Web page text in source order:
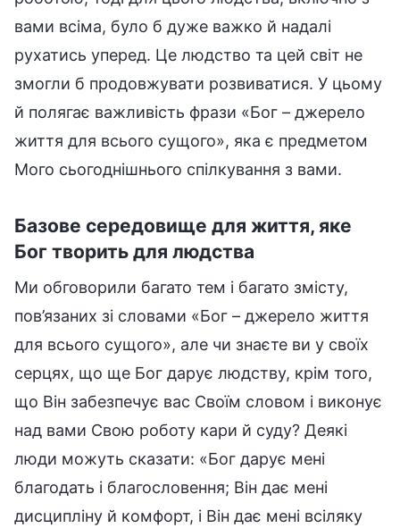
вами всіма, було б дуже важко й надалі
рухатись уперед. Це людство та цей світ не
змогли б продовжувати розвиватися. У цьому
й полягає важливість фрази «Бог – джерело
життя для всього сущого», яка є предметом
Мого сьогоднішнього спілкування з вами.
Базове середовище для життя, яке
Бог творить для людства
Ми обговорили багато тем і багато змісту,
пов’язаних зі словами «Бог – джерело життя
для всього сущого», але чи знаєте ви у своїх
серцях, що ще Бог дарує людству, крім того,
що Він забезпечує вас Своїм словом і виконує
над вами Свою роботу кари й суду? Деякі
люди можуть сказати: «Бог дарує мені
благодать і благословення; Він дає мені
дисципліну й комфорт, і Він дає мені всіляку